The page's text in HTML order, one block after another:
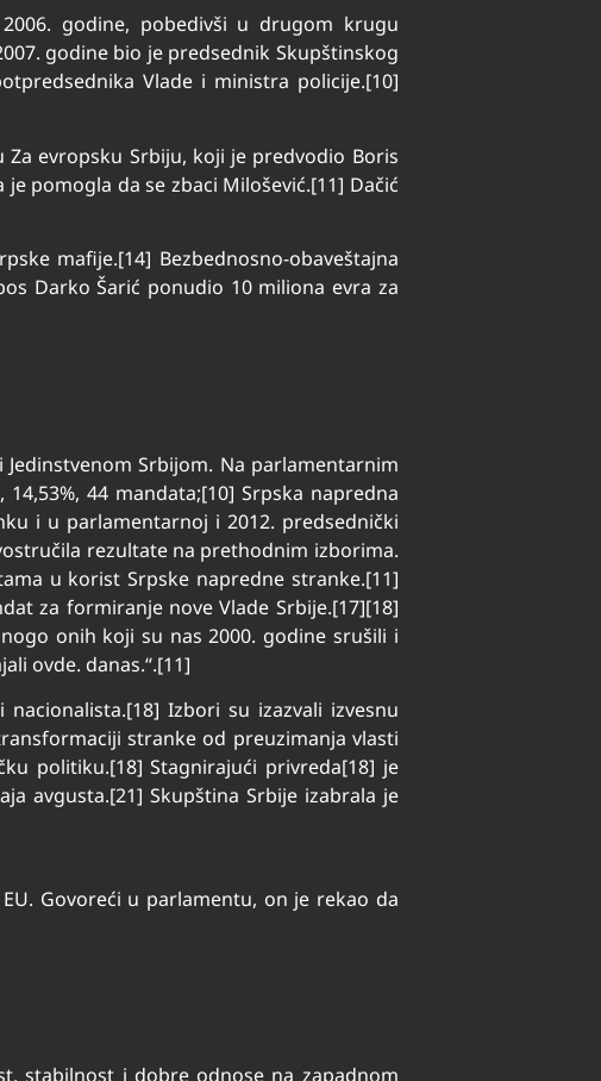
godine, pobedivši u drugom krugu
godine bio je predsednik Skupštinskog
Vlade i ministra policije.[10]
evropsku Srbiju, koji je predvodio Boris
pomogla da se zbaci Milošević.[11] Dačić
mafije.[14] Bezbednosno-obaveštajna
Darko Šarić ponudio 10 miliona evra za
Srbijom. Na parlamentarnim
44 mandata;[10] Srpska napredna
i u parlamentarnoj i 2012. predsednički
rezultate na prethodnim izborima.
u korist Srpske napredne stranke.[11]
za formiranje nove Vlade Srbije.[17][18]
onih koji su nas 2000. godine srušili i
ovde. danas.“.[11]
Izbori su izazvali izvesnu
stranke od preuzimanja vlasti
politiku.[18] Stagnirajući privreda[18] je
avgusta.[21] Skupština Srbije izabrala je
Govoreći u parlamentu, on je rekao da
stabilnost i dobre odnose na zapadnom